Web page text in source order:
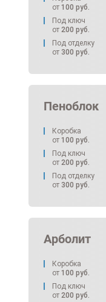
от 100 руб.
Под ключ
от 200 руб.
Под отделку
от 300 руб.
Пеноблок
Коробка
от 100 руб.
Под ключ
от 200 руб.
Под отделку
от 300 руб.
Арболит
Коробка
от 100 руб.
Под ключ
от 200 руб.